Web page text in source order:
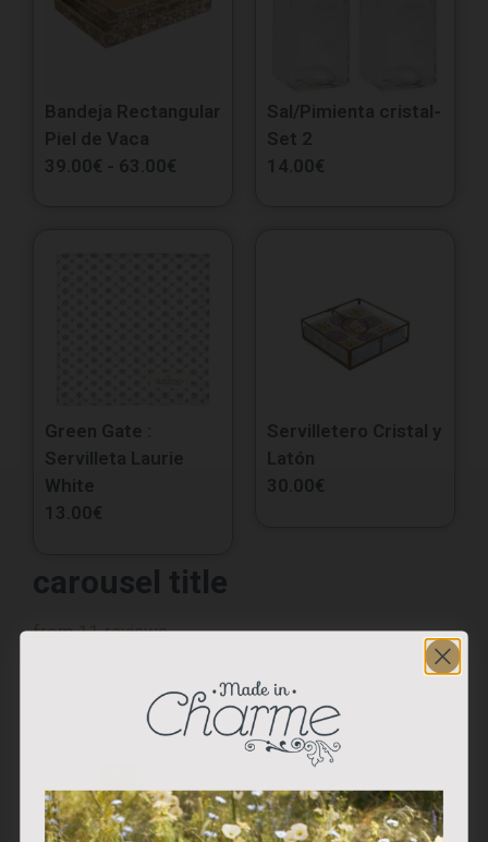
Bandeja Rectangular
Piel de Vaca
39.00€ - 63.00€
Sal/Pimienta cristal-
Set 2
14.00€
Green Gate :
Servilleta Laurie
White
13.00€
Servilletero Cristal y
Latón
30.00€
carousel title
from 11 reviews